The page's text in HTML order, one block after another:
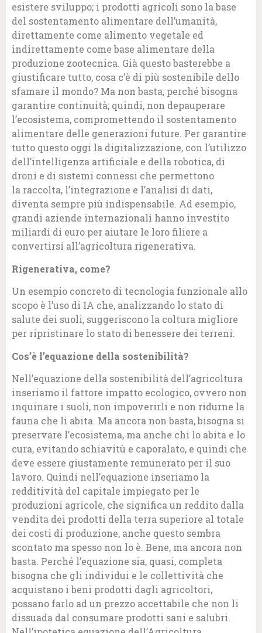
esistere sviluppo; i prodotti agricoli sono la base
del sostentamento alimentare dell’umanità,
direttamente come alimento vegetale ed
indirettamente come base alimentare della
produzione zootecnica. Già questo basterebbe a
giustificare tutto, cosa c’è di più sostenibile dello
sfamare il mondo? Ma non basta, perché bisogna
garantire continuità; quindi, non depauperare
l’ecosistema, compromettendo il sostentamento
alimentare delle generazioni future. Per garantire
tutto questo oggi la digitalizzazione, con l’utilizzo
dell’intelligenza artificiale e della robotica, di
droni e di sistemi connessi che permettono
la raccolta, l’integrazione e l’analisi di dati,
diventa sempre più indispensabile. Ad esempio,
grandi aziende internazionali hanno investito
miliardi di euro per aiutare le loro filiere a
convertirsi all’agricoltura rigenerativa.
Rigenerativa, come?
Un esempio concreto di tecnologia funzionale allo
scopo è l’uso di IA che, analizzando lo stato di
salute dei suoli, suggeriscono la coltura migliore
per ripristinare lo stato di benessere dei terreni.
Cos’è l’equazione della sostenibilità?
Nell’equazione della sostenibilità dell’agricoltura
inseriamo il fattore impatto ecologico, ovvero non
inquinare i suoli, non impoverirli e non ridurne la
fauna che li abita. Ma ancora non basta, bisogna si
preservare l’ecosistema, ma anche chi lo abita e lo
cura, evitando schiavitù e caporalato, e quindi che
deve essere giustamente remunerato per il suo
lavoro. Quindi nell’equazione inseriamo la
redditività del capitale impiegato per le
produzioni agricole, che significa un reddito dalla
vendita dei prodotti della terra superiore al totale
dei costi di produzione, anche questo sembra
scontato ma spesso non lo è. Bene, ma ancora non
basta. Perché l’equazione sia, quasi, completa
bisogna che gli individui e le collettività che
acquistano i beni prodotti dagli agricoltori,
possano farlo ad un prezzo accettabile che non li
dissuada dal consumare prodotti sani e salubri.